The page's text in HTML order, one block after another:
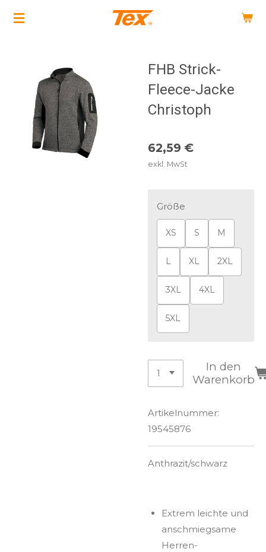
Zum
FHB Strick-
Fleece-Jacke
Christoph
62,59 €
exkl. MwSt
Größe
XS S M
L XL 2XL
3XL 4XL
5XL
In den
Warenkorb
Artikelnummer:
19545876
Anthrazit/schwarz
Extrem leichte und
anschmiegsame
Herren-